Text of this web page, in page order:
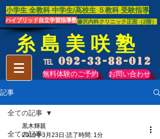
​小学生 全教科 中学生/高校生 ​５教科 受験指導
ハイブリッド自立学習指導塾藤沢内科クリニック正面（2階）
糸 島 美 咲 塾
℡ 092-33-88-012
無料体験のご予約 お問い合わせ
記事
全ての記事
全ての記事
黒木輝親
2019年3月23日 読了時間: 1分